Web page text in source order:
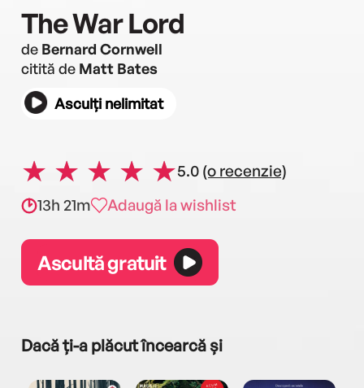
The War Lord
de Bernard Cornwell
citită de Matt Bates
Asculți nelimitat
5.0 (o recenzie)
13h 21m
Adaugă la wishlist
Ascultă gratuit
Dacă ți-a plăcut încearcă și